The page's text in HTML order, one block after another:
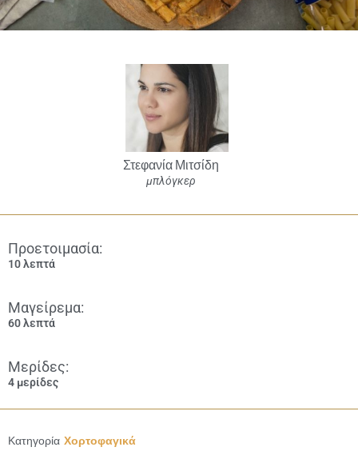
Στεφανία Μιτσίδη
μπλόγκερ
Προετοιμασία:
10 λεπτά
Μαγείρεμα:
60 λεπτά
Μερίδες:
4 μερίδες
Κατηγορία Χορτοφαγικά